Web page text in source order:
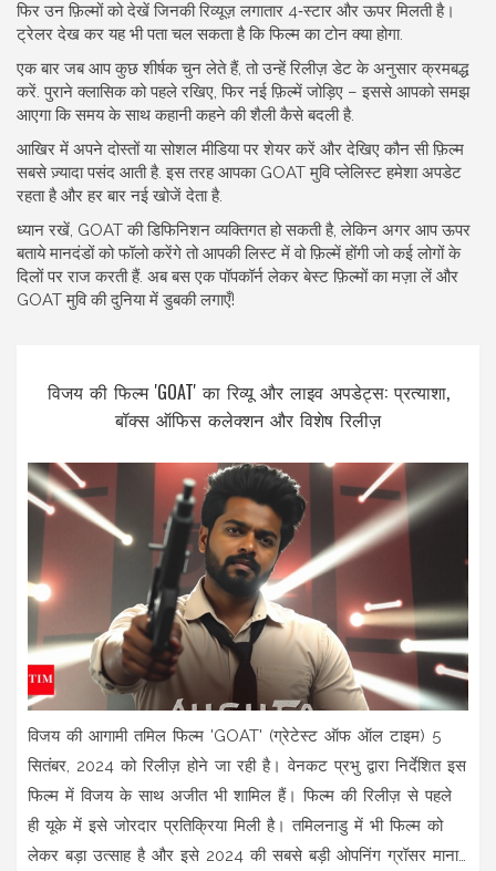
फिर उन फ़िल्मों को देखें जिनकी रिव्यूज़ लगातार 4‑स्टार और ऊपर मिलती है।
ट्रेलर देख कर यह भी पता चल सकता है कि फिल्म का टोन क्या होगा.
एक बार जब आप कुछ शीर्षक चुन लेते हैं, तो उन्हें रिलीज़ डेट के अनुसार क्रमबद्ध
करें. पुराने क्लासिक को पहले रखिए, फिर नई फ़िल्में जोड़िए – इससे आपको समझ
आएगा कि समय के साथ कहानी कहने की शैली कैसे बदली है.
आखिर में अपने दोस्तों या सोशल मीडिया पर शेयर करें और देखिए कौन सी फ़िल्म
सबसे ज़्यादा पसंद आती है. इस तरह आपका GOAT मुवि प्लेलिस्ट हमेशा अपडेट
रहता है और हर बार नई खोजें देता है.
ध्यान रखें, GOAT की डिफिनिशन व्यक्तिगत हो सकती है, लेकिन अगर आप ऊपर
बताये मानदंडों को फॉलो करेंगे तो आपकी लिस्ट में वो फ़िल्में होंगी जो कई लोगों के
दिलों पर राज करती हैं. अब बस एक पॉपकॉर्न लेकर बेस्ट फ़िल्मों का मज़ा लें और
GOAT मुवि की दुनिया में डुबकी लगाएँ!
विजय की फिल्म 'GOAT' का रिव्यू और लाइव अपडेट्स: प्रत्याशा,
बॉक्स ऑफिस कलेक्शन और विशेष रिलीज़
विजय की आगामी तमिल फिल्म 'GOAT' (ग्रेटेस्ट ऑफ ऑल टाइम) 5
सितंबर, 2024 को रिलीज़ होने जा रही है। वेनकट प्रभु द्वारा निर्देशित इस
फिल्म में विजय के साथ अजीत भी शामिल हैं। फिल्म की रिलीज़ से पहले
ही यूके में इसे जोरदार प्रतिक्रिया मिली है। तमिलनाडु में भी फिल्म को
लेकर बड़ा उत्साह है और इसे 2024 की सबसे बड़ी ओपनिंग ग्रॉसर माना